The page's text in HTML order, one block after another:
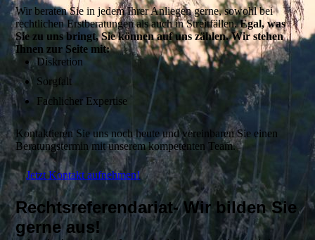
Wir beraten Sie in jedem Ihrer Anliegen gerne, sowohl bei
rechtlichen Erstberatungen als auch in Streitfällen.Egal, was
Sie zu uns bringt, Sie können auf uns zählen. Wir stehen
Ihnen zur Seite mit:
Diskretion
Sorgfalt
Fachlicher Expertise
Kontaktieren Sie uns noch heute und vereinbaren Sie einen
Beratungstermin mit unserem kompetenten Team.
Jetzt Kontakt aufnehmen!
Rechtsreferendariat- Wir bilden Sie
gerne aus!